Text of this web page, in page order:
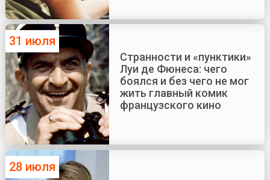
31 июля
Странности и «пунктики»
Луи де Фюнеса: чего
боялся и без чего не мог
жить главный комик
французского кино
28 июля